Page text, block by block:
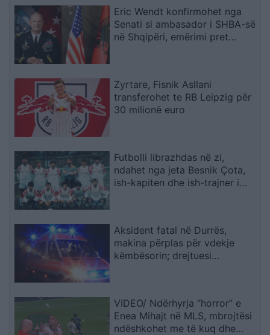
Eric Wendt konfirmohet nga
Senati si ambasador i SHBA-së
në Shqipëri, emërimi pret
Zyrtare, Fisnik Asllani
transferohet te RB Leipzig për
30 milionë euro
Futbolli librazhdas në zi,
ndahet nga jeta Besnik Çota,
ish-kapiten dhe ish-trajner i
Aksident fatal në Durrës,
makina përplas për vdekje
këmbësorin; drejtuesi
VIDEO/ Ndërhyrja “horror” e
Enea Mihajt në MLS, mbrojtësi
ndëshkohet me të kuq dhe